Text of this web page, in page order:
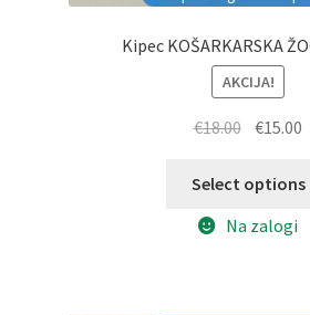
Kipec KOŠARKARSKA
AKCIJA!
€18.00 Izvirna
je
€18.00.
€15.00
je:
Select options
Na zalogi